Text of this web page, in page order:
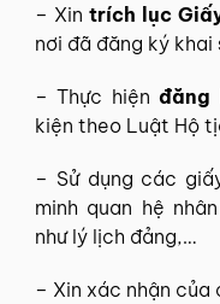
– Xin trích lục
nơi đã đăng ký khai
– Thực hiệnđăng
kiện theo Luật Hộ
– Sử dụng các
minh quan hệ
như lý lịch đảng,…
– Xin xác nhận